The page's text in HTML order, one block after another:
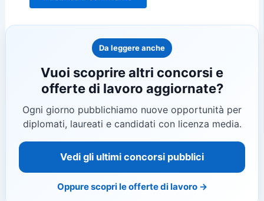
Da leggere anche
Vuoi scoprire altri concorsi e
offerte di lavoro aggiornate?
Ogni giorno pubblichiamo nuove opportunità per
diplomati, laureati e candidati con licenza media.
Vedi gli ultimi concorsi pubblici
Oppure scopri le offerte di lavoro →